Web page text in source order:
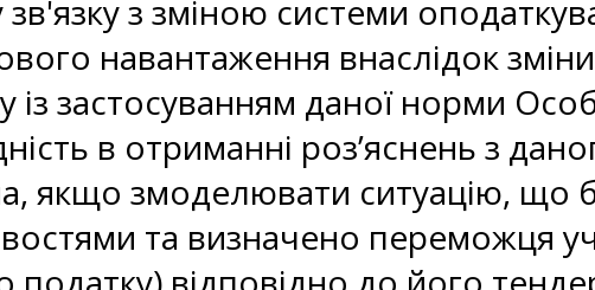
зв'язку з зміною системи
навантаження внаслідок
із застосуванням даної норми
в отриманні роз’яснень з
якщо змоделювати ситуацію, що
та визначено переможця